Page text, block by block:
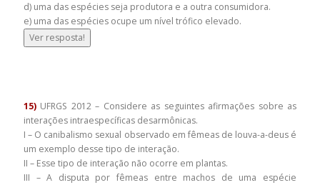
d) uma das espécies seja produtora e a outra consumidora.
e) uma das espécies ocupe um nível trófico elevado.
Ver resposta!
15) UFRGS 2012 – Considere as seguintes afirmações sobre as
interações intraespecíficas desarmônicas.
I – O canibalismo sexual observado em fêmeas de louva-a-deus é
um exemplo desse tipo de interação.
II – Esse tipo de interação não ocorre em plantas.
III – A disputa por fêmeas entre machos de uma espécie